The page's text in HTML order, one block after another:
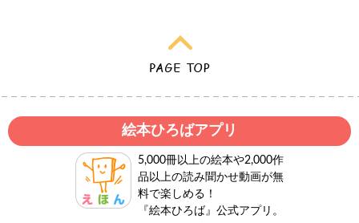
絵本ひろばアプリ
5,000冊以上の絵本や2,000作
品以上の読み聞かせ動画が無
料で楽しめる！
『絵本ひろば』公式アプリ。